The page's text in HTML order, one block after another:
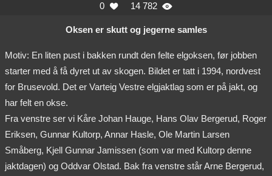
0  14 782 
Oksen er skutt og jegerne samles
Motiv: En liten pust i bakken rundt den felte elgoksen, før jobben
starter med å få dyret ut av skogen. Bildet er tatt i 1994, nordvest
for Brusevold. Det er Varteig Vestre elgjaktlag som er på jakt, og
har felt en okse.
Fra venstre ser vi Kåre Johan Hauge, Hans Olav Bergerud, Roger
Eriksen, Gunnar Kultorp, Annar Hasle, Ole Martin Larsen
Småberg, Kjell Gunnar Jamissen (som var med Kultorp denne
jaktdagen) og Oddvar Olstad. Bak fra venstre står Arne Bergerud,